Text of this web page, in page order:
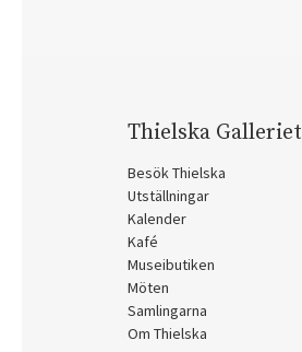
Thielska Galleriet
Besök Thielska
Utställningar
Kalender
Kafé
Museibutiken
Möten
Samlingarna
Om Thielska